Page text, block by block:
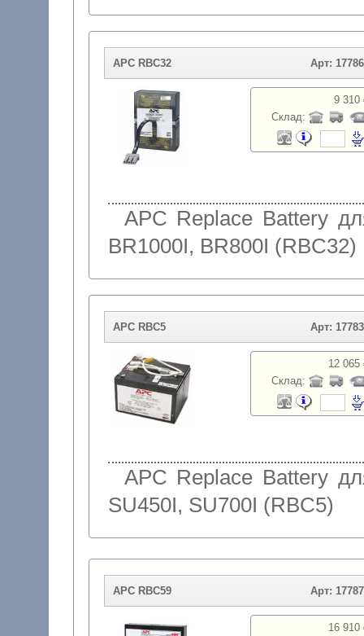
APC RBC32 Арт:
9 310
Склад:
APC Replace Battery
BR1000I, BR800I (RBC32)
APC RBC5 Арт:
12 065
Склад:
APC Replace Battery
SU450I, SU700I (RBC5)
APC RBC59 Арт:
16 910